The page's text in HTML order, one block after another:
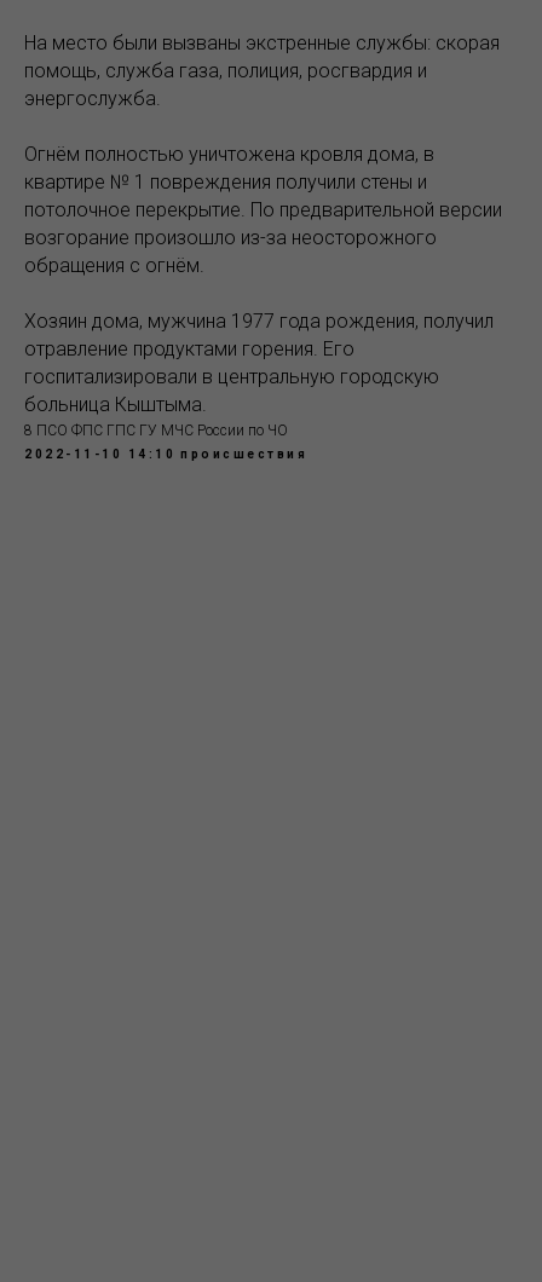
На место были вызваны экстренные службы: скорая
помощь, служба газа, полиция, росгвардия и
энергослужба.
Огнём полностью уничтожена кровля дома, в
квартире № 1 повреждения получили стены и
потолочное перекрытие. По предварительной версии
возгорание произошло из-за неосторожного
обращения с огнём.
Хозяин дома, мужчина 1977 года рождения, получил
отравление продуктами горения. Его
госпитализировали в центральную городскую
больница Кыштыма.
8 ПСО ФПС ГПС ГУ МЧС России по ЧО
2022-11-10 14:10 происшествия